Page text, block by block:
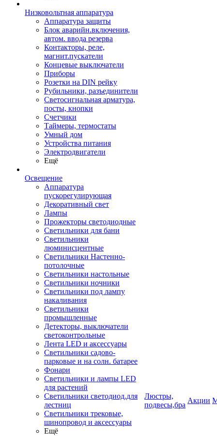
Низковольтная аппаратура
Аппаратура защиты
Блок аварийн.включения,
автом. ввода резерва
Контакторы, реле,
магнит.пускатели
Концевые выключатели
Приборы
Розетки на DIN рейку
Рубильники, разъединители
Светосигнальная арматура,
посты, кнопки
Счетчики
Таймеры, термостаты
Умный дом
Устройства питания
Электродвигатели
Ещё
Освещение
Аппаратура
пускорегулирующая
Декоративный свет
Лампы
Прожекторы светодиодные
Светильники для бани
Светильники
люминисцентные
Светильники Настенно-
потолочные
Светильники настольные
Светильники ночники
Светильники под лампу
накаливания
Светильники
промышленные
Детекторы, выключатели
светоконтрольные
Лента LED и аксессуары
Светильники садово-
парковые и на солн. батарее
Фонари
Светильники и лампы LED
для растений
Светильники светодиод.для
лестниц
Светильники трековые,
шинопровод и аксессуары
Ещё
Люстры,
подвесы,бра
Акции